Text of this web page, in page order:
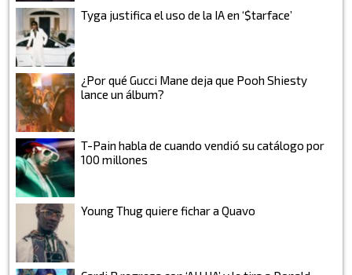
Tyga justifica el uso de la IA en ‘$tarface’
¿Por qué Gucci Mane deja que Pooh Shiesty
lance un álbum?
T-Pain habla de cuando vendió su catálogo por
100 millones
Young Thug quiere fichar a Quavo